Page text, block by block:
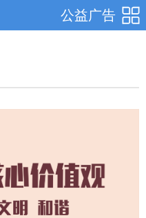
公益广告